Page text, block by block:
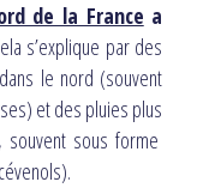
de la France a
s’explique par des
le nord (souvent
et des pluies plus
sous forme